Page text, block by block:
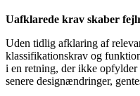
Uafklarede krav skaber
Uden tidlig afklaring af
klassifikationskrav og
i en retning, der ikke
senere designændringer,